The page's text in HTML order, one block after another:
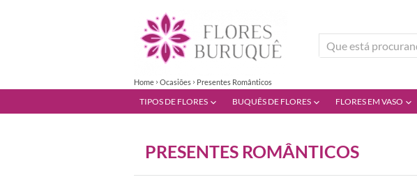
TIPOS DE FLORES BUQUÊS DE FLORES FLORES EM VASO
Home Ocasiões Presentes Românticos
PRESENTES ROMÂNTICOS